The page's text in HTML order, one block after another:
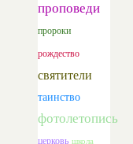
проповеди
пророки
рождество
святители
таинство
фотолетопись
церковь школа